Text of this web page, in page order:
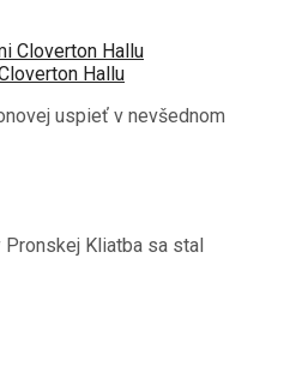
Hallu
uspieť v nevšednom
Pronskej Kliatba sa stal